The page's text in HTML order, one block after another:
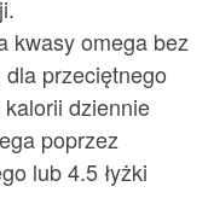
kwasy omega bez
przeciętnego
dziennie
poprzez
lub 4.5 łyżki